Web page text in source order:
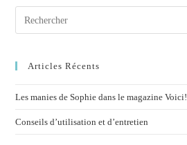
Articles Récents
Les manies de Sophie dans le magazine Voici!
Conseils d’utilisation et d’entretien